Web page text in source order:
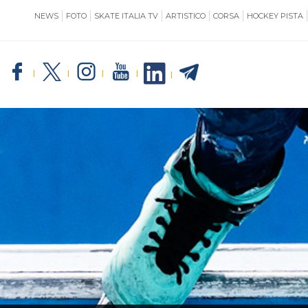
NEWS FOTO SKATE ITALIA TV ARTISTICO CORSA HOCKEY PISTA
SKATE ITALIA
IMPIANTISTICA